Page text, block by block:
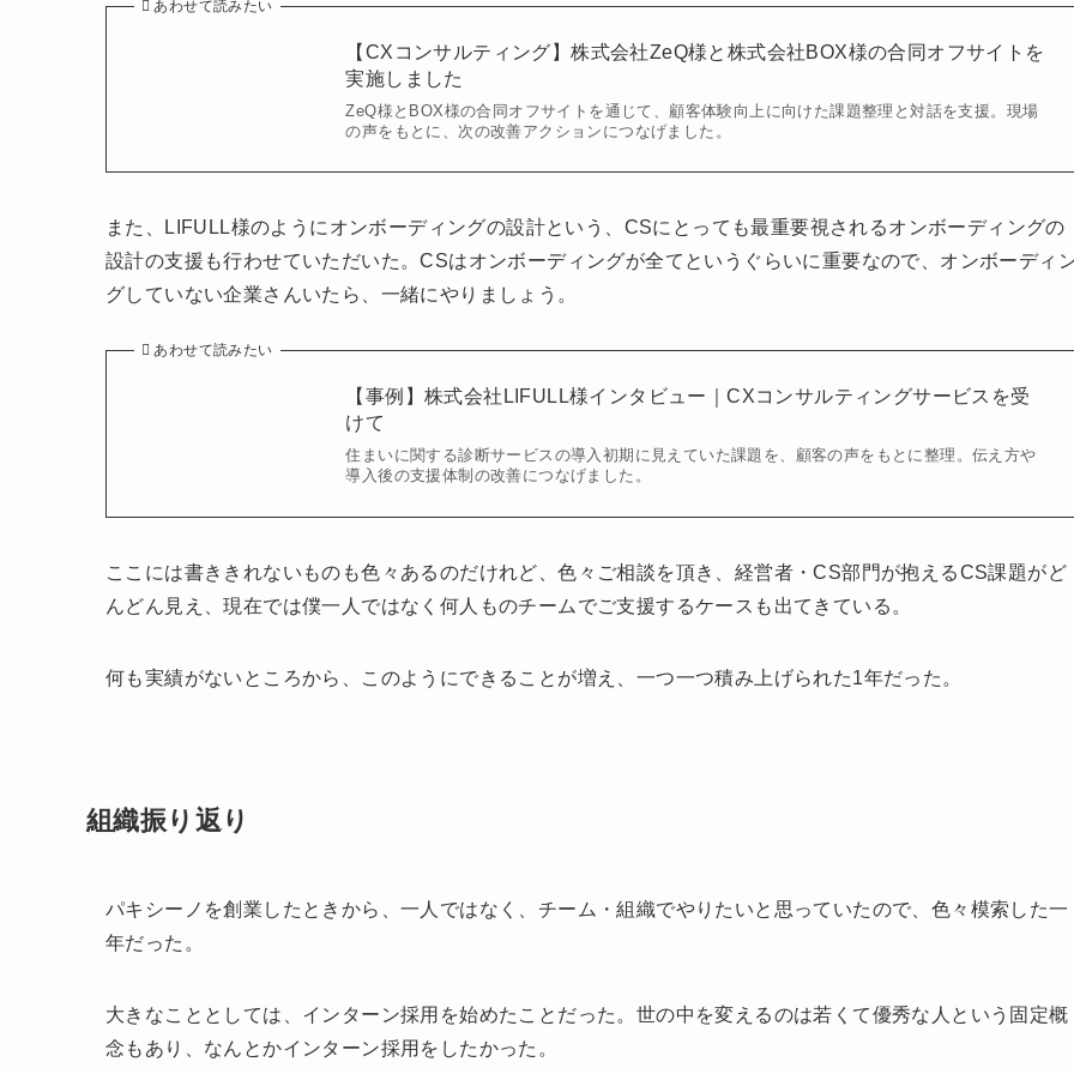
あわせて読みたい
【CXコンサルティング】株式会社ZeQ様と株式会社BOX様の合同オフサイトを
実施しました
ZeQ様とBOX様の合同オフサイトを通じて、顧客体験向上に向けた課題整理と対話を支援。現場
の声をもとに、次の改善アクションにつなげました。
また、LIFULL様のようにオンボーディングの設計という、CSにとっても最重要視されるオンボーディングの
設計の支援も行わせていただいた。CSはオンボーディングが全てというぐらいに重要なので、オンボーディ
グしていない企業さんいたら、一緒にやりましょう。
あわせて読みたい
【事例】株式会社LIFULL様インタビュー｜CXコンサルティングサービスを受
けて
住まいに関する診断サービスの導入初期に見えていた課題を、顧客の声をもとに整理。伝え方や
導入後の支援体制の改善につなげました。
ここには書ききれないものも色々あるのだけれど、色々ご相談を頂き、経営者・CS部門が抱えるCS課題がど
んどん見え、現在では僕一人ではなく何人ものチームでご支援するケースも出てきている。
何も実績がないところから、このようにできることが増え、一つ一つ積み上げられた1年だった。
組織振り返り
パキシーノを創業したときから、一人ではなく、チーム・組織でやりたいと思っていたので、色々模索した一
年だった。
大きなこととしては、インターン採用を始めたことだった。世の中を変えるのは若くて優秀な人という固定概
念もあり、なんとかインターン採用をしたかった。